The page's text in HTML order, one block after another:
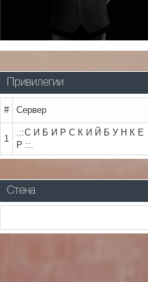
Привилегии
# Сервер
1
.::С И Б И Р С К И Й Б У Н К Е
Р ::.
Стена